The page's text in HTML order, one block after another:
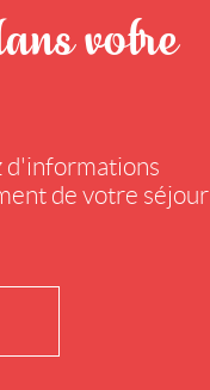
votre
d'informations
de votre séjour